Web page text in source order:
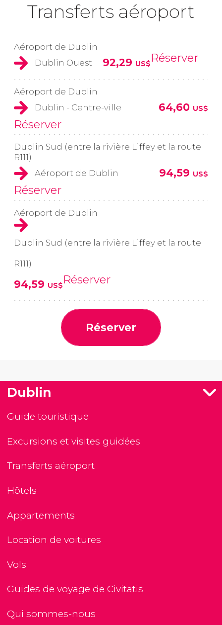
Transferts aéroport
Aéroport de Dublin
Dublin Ouest
92,29 US$Réserver
Aéroport de Dublin
Dublin - Centre-ville
64,60 US$
Réserver
Dublin Sud (entre la rivière Liffey et la route
R111)
Aéroport de Dublin
94,59 US$
Réserver
Aéroport de Dublin
Dublin Sud (entre la rivière Liffey et la route
R111)
94,59 US$Réserver
Réserver
Dublin
Guide touristique
Excursions et visites guidées
Transferts aéroport
Hôtels
Appartements
Location de voitures
Vols
Guides de voyage de Civitatis
Qui sommes-nous